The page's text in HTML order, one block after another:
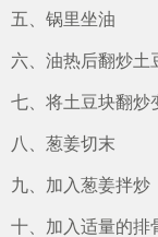
五、锅里坐油
六、油热后翻炒土
七、将土豆块翻炒
八、葱姜切末
九、加入葱姜拌炒
十、加入适量的排